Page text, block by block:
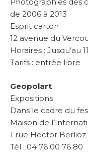
Photographies des
de 2006 à 2013
Esprit carton
12 avenue du
Horaires : Jusqu’au
Tarifs : entrée libre
Geopolart
Expositions
Dans le cadre du
Maison de
1 rue Hector
Tél : 04 76 00 76 80